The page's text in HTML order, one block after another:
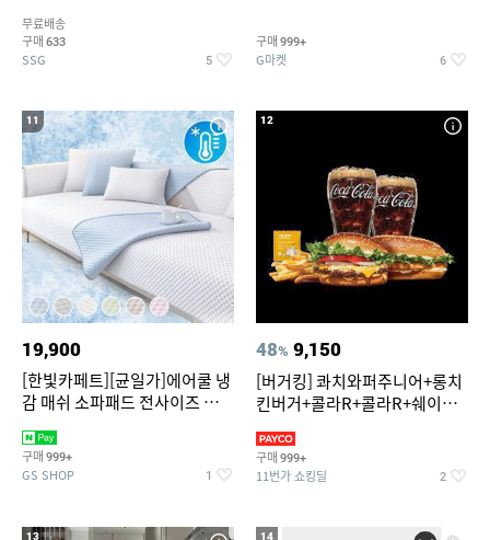
무료배송
구매 633
SSG 5
구매 999+
G마켓 6
11
19,900
[한빛카페트][균일가]에어쿨 냉
감 매쉬 소파패드 전사이즈 균일
구매 999+
GS SHOP 1
12
48% 9,150
[버거킹] 콰치와퍼주니어+롱치
킨버거+콜라R+콜라R+쉐이킹
구매 999+
11번가 쇼킹딜 2
13 14